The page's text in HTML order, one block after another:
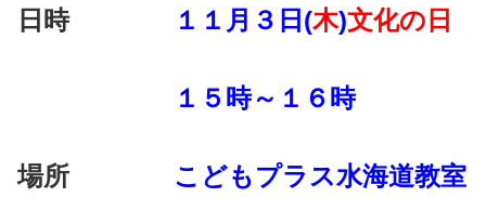
日時 １１月３日(木)文化の日
１５時～１６時
場所 こどもプラス水海道教室